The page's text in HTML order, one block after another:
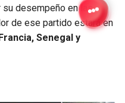
desempeño en las
de ese partido estará en
Senegal y